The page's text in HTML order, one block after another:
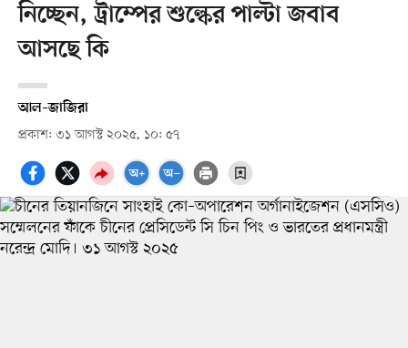
নিচ্ছেন, ট্রাম্পের শুল্কের পাল্টা জবাব
আসছে কি
আল–জাজিরা
প্রকাশ: ৩১ আগস্ট ২০২৫, ১০: ৫৭